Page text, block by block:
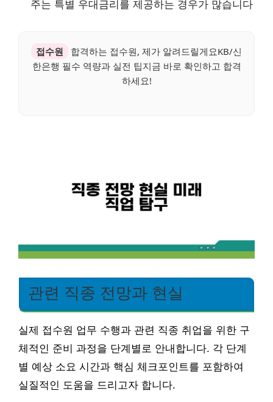
주는 특별 우대금리를 제공하는 경우가 많습니다
접수원
합격하는 접수원, 제가 알려드릴게요KB/신
한은행 필수 역량과 실전 팁지금 바로 확인하고 합격
하세요!
관련 직종 전망과 현실
실제 접수원 업무 수행과 관련 직종 취업을 위한 구
체적인 준비 과정을 단계별로 안내합니다. 각 단계
별 예상 소요 시간과 핵심 체크포인트를 포함하여
실질적인 도움을 드리고자 합니다.